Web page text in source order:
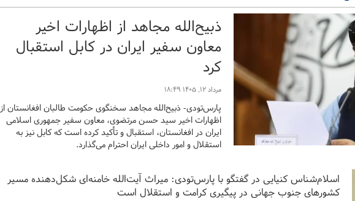
ذبیح‌الله مجاهد از اظهارات اخیر
معاون سفیر ایران در کابل استقبال
کرد
مرداد ۱۲, ۱۴۰۵ ۱۸:۴۹
پارس‌تودی- ذبیح‌الله مجاهد سخنگوی حکومت طالبان افغانستان از
اظهارات اخیر سید حسن مرتضوی، معاون سفیر جمهوری اسلامی
ایران در افغانستان، استقبال و تأکید کرده است که کابل نیز به
استقلال و امور داخلی ایران احترام می‌گذارد.
اسلام‌شناس کنیایی در گفتگو با پارس‌تودی: میراث آیت‌الله خامنه‌ای شکل‌دهنده مسیر
کشورهای جنوب جهانی در پیگیری کرامت و استقلال است